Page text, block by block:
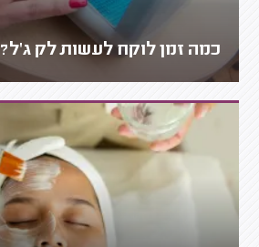
כמה זמן לוקח לעשות לק ג'ל?